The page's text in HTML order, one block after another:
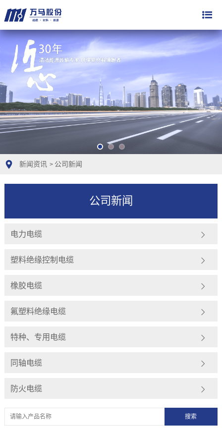
新闻资讯 > 公司新闻
公司新闻
电力电缆
塑料绝缘控制电缆
橡胶电缆
氟塑料绝缘电缆
特种、专用电缆
同轴电缆
防火电缆